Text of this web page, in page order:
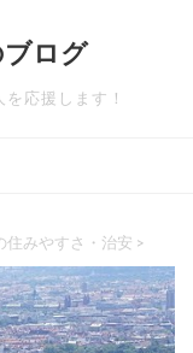
ログ
応援します！
住みやすさ・治安 >